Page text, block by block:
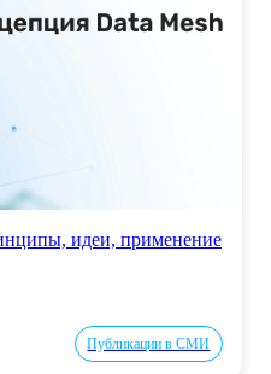
идеи, применение
Публикации в СМИ